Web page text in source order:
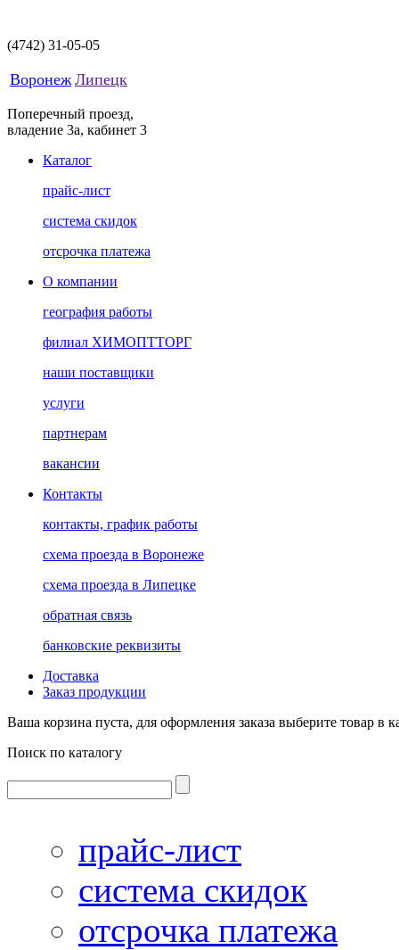
(4742) 31-05-05
Воронеж Липецк
Поперечный проезд,
владение 3а, кабинет 3
Каталог
прайс-лист
система скидок
отсрочка платежа
О компании
география работы
филиал ХИМОПТТОРГ
наши поставщики
услуги
партнерам
вакансии
Контакты
контакты, график работы
схема проезда в Воронеже
схема проезда в Липецке
обратная связь
банковские реквизиты
Доставка
Заказ продукции
Ваша корзина пуста, для оформления заказа выберите товар в
Поиск по каталогу
прайс-лист
система скидок
отсрочка платежа